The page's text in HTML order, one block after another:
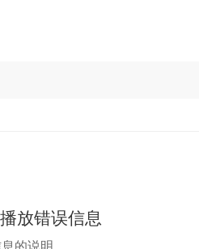
放错误信息
的说明